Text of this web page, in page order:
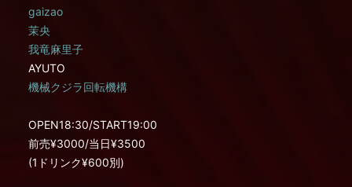
gaizao
茉央
我竜麻里子
AYUTO
機械クジラ回転機構
OPEN18:30/START19:00
前売¥3000/当日¥3500
(1ドリンク¥600別)